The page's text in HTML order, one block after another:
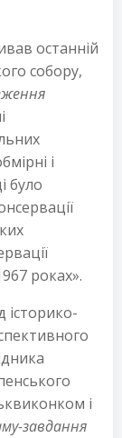
останній
собору,
і
було
роках».
історико-
і
завдання